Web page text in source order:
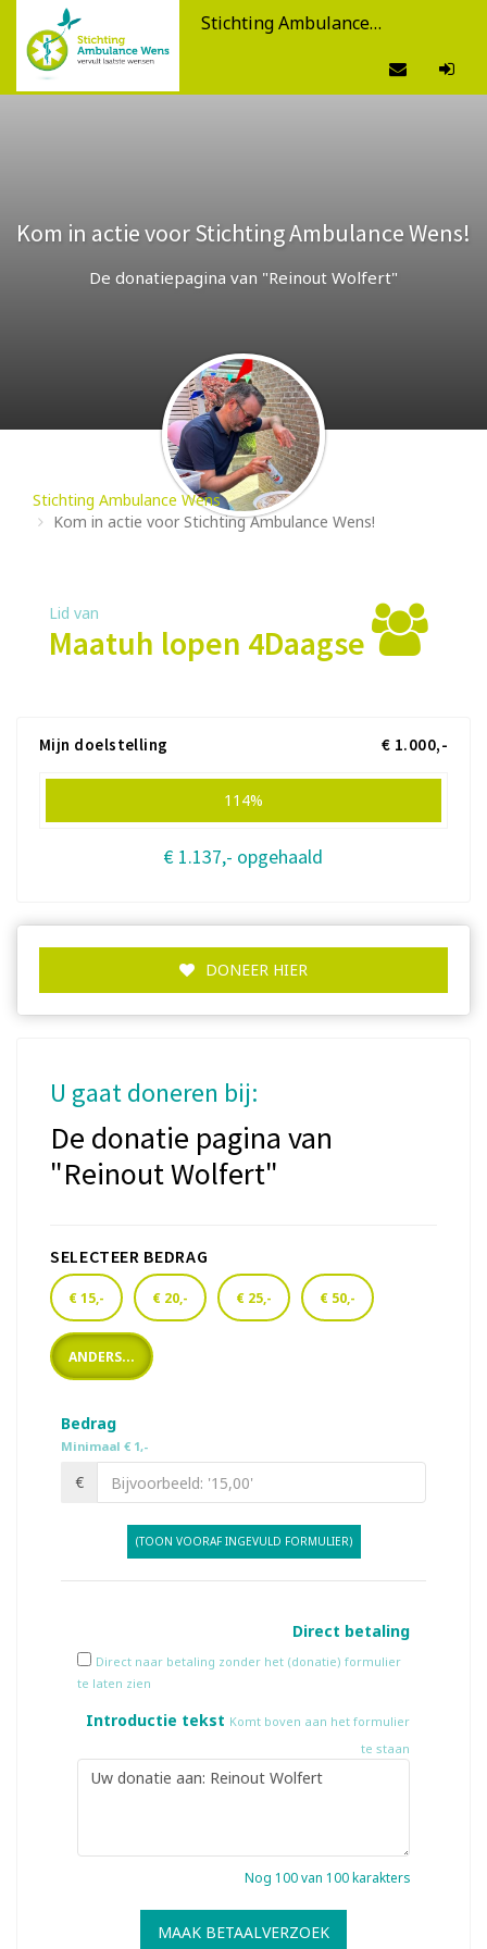
Stichting Ambulance Wens
Kom in actie voor Stichting Ambulance Wens!
De donatiepagina van "Reinout Wolfert"
Stichting Ambulance Wens
Kom in actie voor Stichting Ambulance Wens!
Lid van
Maatuh lopen 4Daagse
Mijn doelstelling € 1.000,-
114%
€ 1.137,- opgehaald
DONEER HIER
U gaat doneren bij:
De donatie pagina van
"Reinout Wolfert"
SELECTEER BEDRAG
€ 15,- € 20,- € 25,- € 50,-
ANDERS...
Bedrag
Minimaal € 1,-
€
(TOON VOORAF INGEVULD FORMULIER)
Direct betaling
Direct naar betaling zonder het (donatie) formulier
te laten zien
Introductie tekst Komt boven aan het formulier
te staan
Nog 100van 100 karakters
MAAK BETAALVERZOEK